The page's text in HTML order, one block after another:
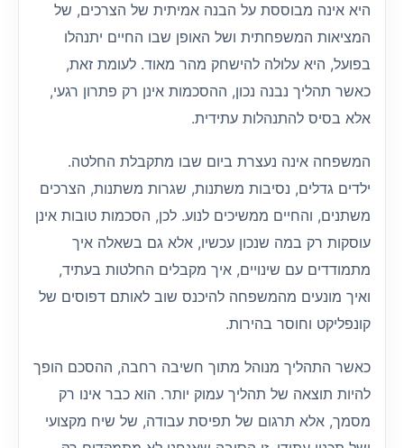
היא אינה מבוססת על הבנה אמיתית של הצרכים, של
המציאות המשפחתית ושל האופן שבו החיים יתנהלו
בפועל, היא עלולה להישחק מהר מאוד. לעומת זאת,
כאשר תהליך נבנה נכון, ההסכמות אינן רק פתרון רגעי,
אלא בסיס להתנהלות עתידית.
המשפחה אינה נעצרת ביום שבו מתקבלת החלטה.
ילדים גדלים, נסיבות משתנות, שגרות משתנות, הצרכים
משתנים, והחיים ממשיכים לנוע. לכן, הסכמות טובות אינן
עוסקות רק במה שנכון עכשיו, אלא גם בשאלה איך
מתמודדים עם שינויים, איך מקבלים החלטות בעתיד,
ואיך מונעים מהמשפחה להיכנס שוב לאותם דפוסים של
קונפליקט וחוסר בהירות.
כאשר התהליך מנוהל מתוך חשיבה רחבה, ההסכם הופך
להיות תוצאה של תהליך עמוק יותר. הוא כבר אינו רק
מסמך, אלא תרגום של תפיסת עבודה, של שיח מקצועי